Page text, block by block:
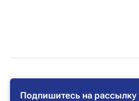
Подпишитесь на